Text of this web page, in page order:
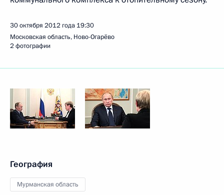
30 октября 2012 года 19:30
Московская область, Ново-Огарёво
2 фотографии
География
Мурманская область